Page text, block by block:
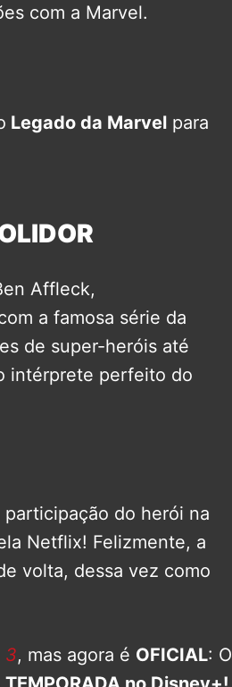
com a Marvel.
Legado da Marvel para
Affleck,
a famosa série da
de super-heróis até
intérprete perfeito do
do herói na
Netflix! Felizmente, a
volta, dessa vez como
3, mas agora é OFICIAL: O